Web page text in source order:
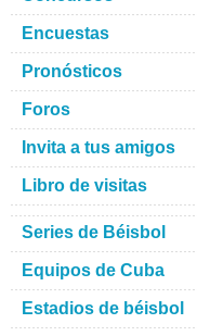
Encuestas
Pronósticos
Foros
Invita a tus amigos
Libro de visitas
Series de Béisbol
Equipos de Cuba
Estadios de béisbol